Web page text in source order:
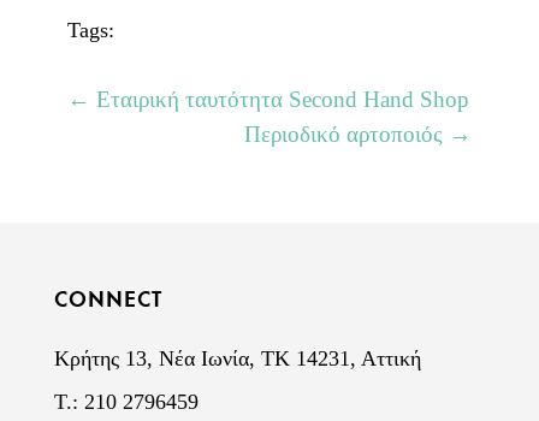
Tags:
← Εταιρική ταυτότητα Second Hand Shop
Περιοδικό αρτοποιός →
CONNECT
Κρήτης 13, Νέα Ιωνία, ΤΚ 14231, Αττική
Τ.: 210 2796459